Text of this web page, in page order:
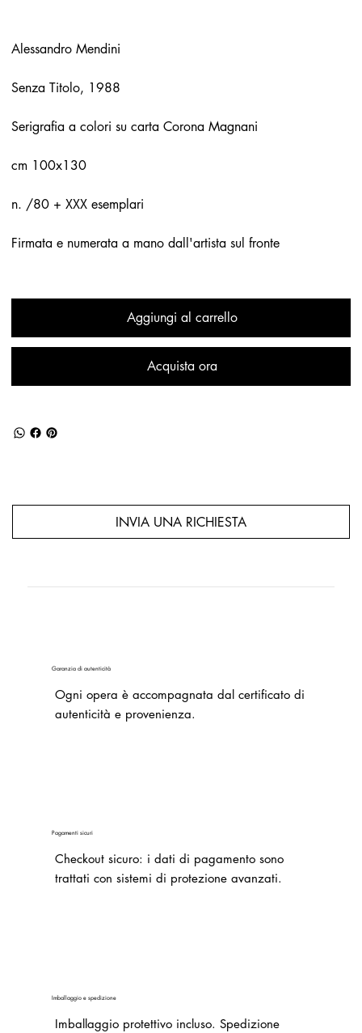
Alessandro Mendini
Senza Titolo, 1988
Serigrafia a colori su carta Corona Magnani
cm 100x130
n. /80 + XXX esemplari
Firmata e numerata a mano dall'artista sul fronte
Aggiungi al carrello
Acquista ora
INVIA UNA RICHIESTA
Garanzia di autenticità
Ogni opera è accompagnata dal certificato di
autenticità e provenienza.
Pagamenti sicuri
Checkout sicuro: i dati di pagamento sono
trattati con sistemi di protezione avanzati.
Imballaggio e spedizione
Imballaggio protettivo incluso. Spedizione